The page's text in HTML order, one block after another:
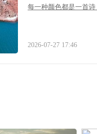
每一种颜色都是一首
2026-07-27 17:46